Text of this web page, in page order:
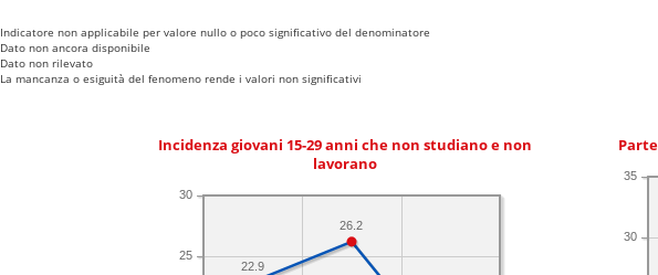
Indicatore non applicabile per valore nullo o poco significativo del denominatore
Dato non ancora disponibile
Dato non rilevato
La mancanza o esiguità del fenomeno rende i valori non significativi
Incidenza giovani 15-29 anni che non studiano e non
lavorano
25
30
26.2
22.9
30
35